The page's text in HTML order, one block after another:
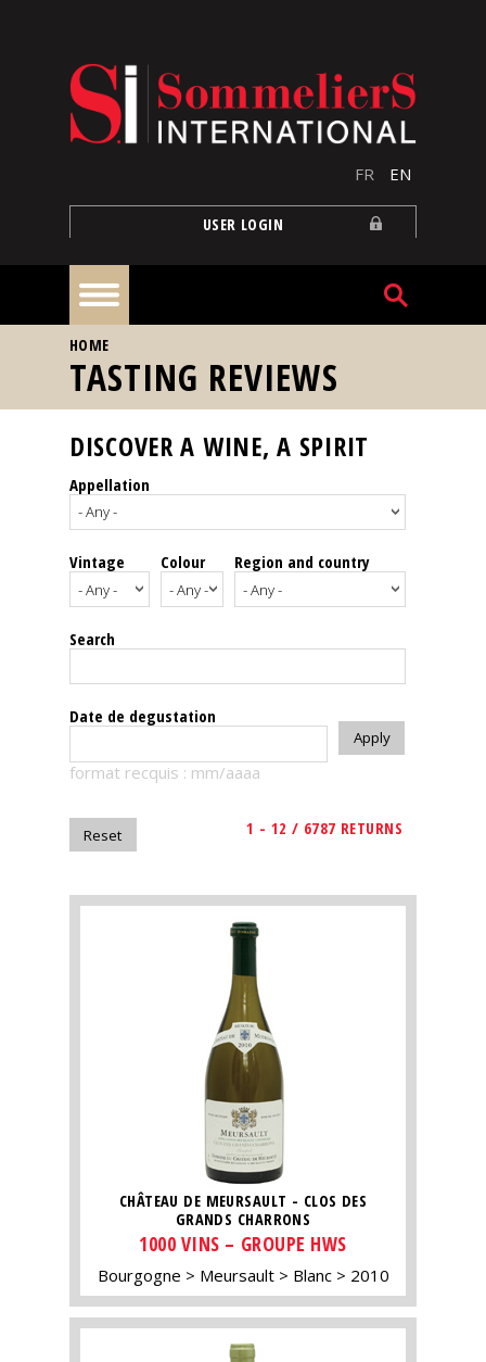
FR EN
USER LOGIN
Home
Our
events
Spirits
Tasting
reviews
The
magazine
Magazine
YOU ARE HERE
HOME
TASTING REVIEWS
DISCOVER A WINE, A SPIRIT
Appellation
Vintage Colour Region and country
Search
Date de degustation
format recquis : mm/aaaa
1 - 12 / 6787 RETURNS
CHÂTEAU DE MEURSAULT - CLOS DES
GRANDS CHARRONS
1000 VINS – GROUPE HWS
Bourgogne Meursault Blanc 2010